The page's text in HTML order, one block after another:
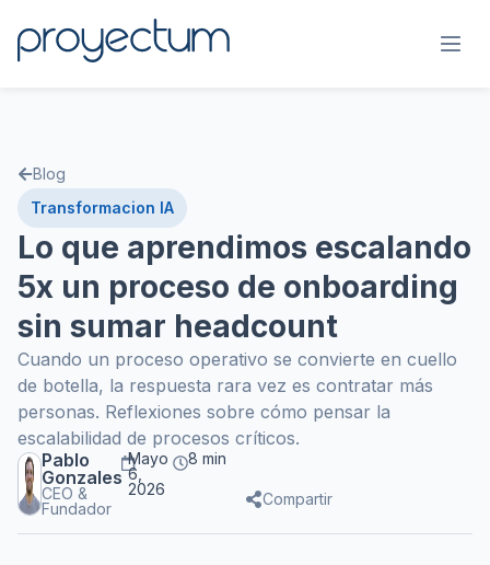
Blog
Transformacion IA
Lo que aprendimos escalando
5x un proceso de onboarding
sin sumar headcount
Cuando un proceso operativo se convierte en cuello
de botella, la respuesta rara vez es contratar más
personas. Reflexiones sobre cómo pensar la
escalabilidad de procesos críticos.
Pablo
Gonzales
CEO &
Fundador
Mayo
6,
2026
8 min
Compartir